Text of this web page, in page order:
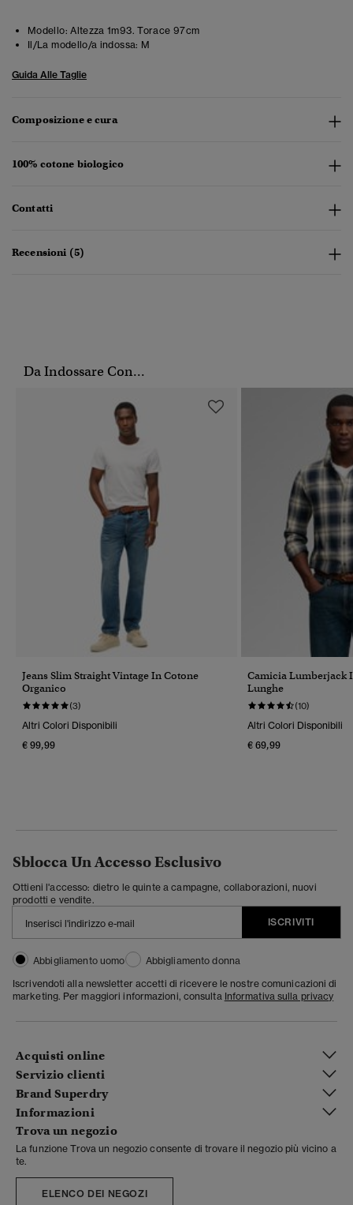
Modello: Altezza 1m93. Torace 97cm
Il/La modello/a indossa: M
Guida Alle Taglie
Composizione e cura
100% cotone biologico
Contatti
Recensioni (5)
Da Indossare Con...
Jeans Slim Straight Vintage In Cotone
Organico
(3)
Altri Colori Disponibili
€ 99,99
Camicia Lumberjack
Lunghe
(10)
Altri Colori Disponibili
€ 69,99
Sblocca Un Accesso Esclusivo
Ottieni l'accesso: dietro le quinte a campagne, collaborazioni, nuovi
prodotti e vendite.
ISCRIVITI
Abbigliamento uomo
Abbigliamento donna
Iscrivendoti alla newsletter accetti di ricevere le nostre comunicazioni di
marketing. Per maggiori informazioni, consulta Informativa sulla privacy
Acquisti online
Servizio clienti
Brand Superdry
Informazioni
Trova un negozio
La funzione Trova un negozio consente di trovare il negozio più vicino a
te.
ELENCO DEI NEGOZI